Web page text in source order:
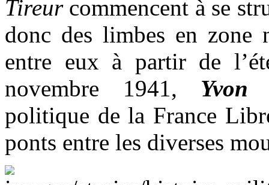
Tireurcommencent à se
donc des limbes en zone
entre eux à partir de
novembre 1941, Yvon
politique de la France
ponts entre les diverses